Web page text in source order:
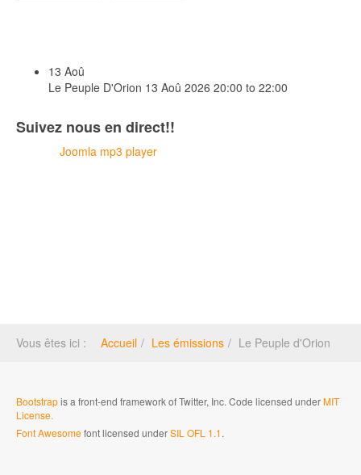
13 Aoû
Le Peuple D'Orion 13 Aoû 2026 20:00 to 22:00
Suivez nous en direct!!
Joomla mp3 player
Vous êtes ici : Accueil Les émissions Le Peuple d'Orion
Bootstrapis a front-end framework of Twitter, Inc. Code licensed underMIT
License.
Font Awesomefont licensed underSIL OFL 1.1.